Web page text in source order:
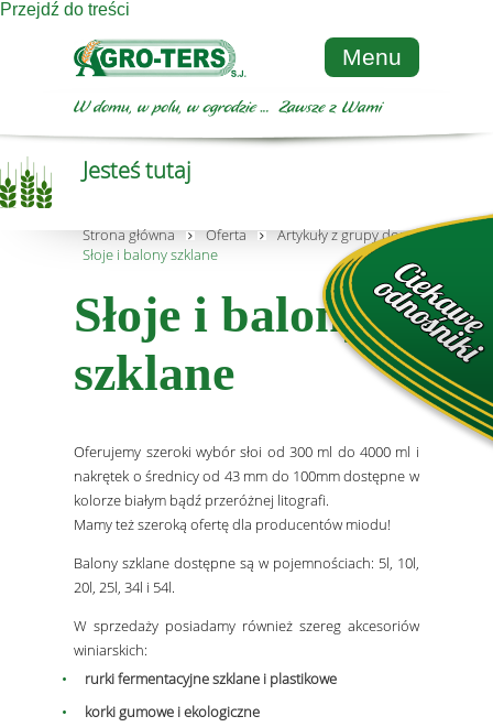
Przejdź do treści
Menu
Jesteś tutaj
Strona główna Oferta
Artykuły z grupy dom i ogród
Słoje i balony szklane
Słoje i balony
szklane
Oferujemy szeroki wybór słoi od 300 ml do 4000 ml i
nakrętek o średnicy od 43 mm do 100mm dostępne w
kolorze białym bądź przeróżnej litografi.
Mamy też szeroką ofertę dla producentów miodu!
Balony szklane dostępne są w pojemnościach: 5l, 10l,
20l, 25l, 34l i 54l.
W sprzedaży posiadamy również szereg akcesoriów
winiarskich:
rurki fermentacyjne szklane i plastikowe
korki gumowe i ekologiczne